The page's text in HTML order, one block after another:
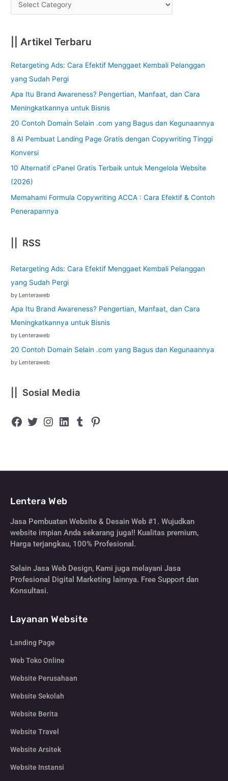
|| Artikel Terbaru
Retargeting Ads: Cara Efektif Menggaet Kembali Pelanggan
yang Sudah Pergi
Apa Itu Brand Awareness? Pengertian, Manfaat, dan Cara
Meningkatkannya untuk Bisnis
20 Contoh Domain Selain .com yang Bagus dan Kegunaannya
8 AI Pembuat Landing Page Gratis dengan Copywriting Tinggi
Konversi
10 Alternatif cPanel Gratis Terbaik untuk Mengelola Website
(2026)
Memahami Formula Copywriting ACCA : Cara Efektif & Contoh
Penerapannya
|| RSS
Retargeting Ads: Cara Efektif Menggaet Kembali Pelanggan
yang Sudah Pergi
by Lenteraweb
Apa Itu Brand Awareness? Pengertian, Manfaat, dan Cara
Meningkatkannya untuk Bisnis
by Lenteraweb
20 Contoh Domain Selain .com yang Bagus dan Kegunaannya
by Lenteraweb
|| Sosial Media
Lentera Web
Jasa Pembuatan Website & Desain Web #1. Wujudkan
website impian Anda sekarang juga!! Kualitas premium,
Harga terjangkau, 100% Profesional.
Selain Jasa Web Design, Kami juga melayani Jasa
Profesional Digital Marketing lainnya. Free Support dan
Konsultasi.
Layanan Website
Landing Page
Web Toko Online
Website Perusahaan
Website Sekolah
Website Berita
Website Travel
Website Arsitek
Website Instansi